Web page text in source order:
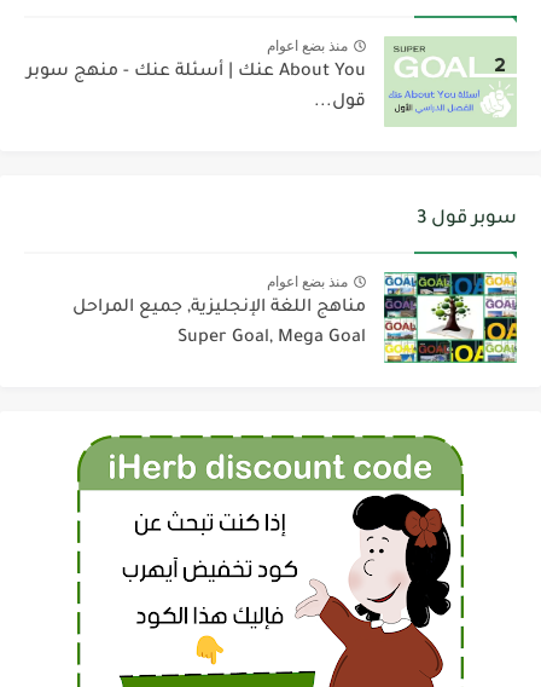
منذ بضع اعوام
About You عنك | أسئلة عنك - منهج سوبر
قول...
سوبر قول 3
منذ بضع اعوام
مناهج اللغة الإنجليزية, جميع المراحل
Super Goal, Mega Goal